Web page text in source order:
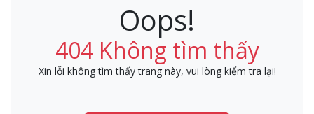
Oops!
404 Không tìm thấy
Xin lỗi không tìm thấy trang này, vui lòng kiểm tra lại!